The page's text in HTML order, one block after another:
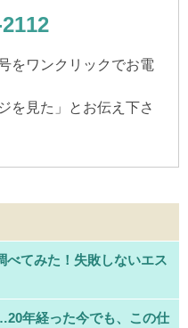
をワンクリックでお電
を見た」とお伝え下さ
べてみた！失敗しないエス
年経った今でも、この仕